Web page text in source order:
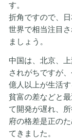
す。
折角ですので、
世界で相当注目
ましょう。
中国は、北京、
されがちですが
億人以上が生活
貧富の差などと
て開発が遅れ、
府の格差是正の
てきました。